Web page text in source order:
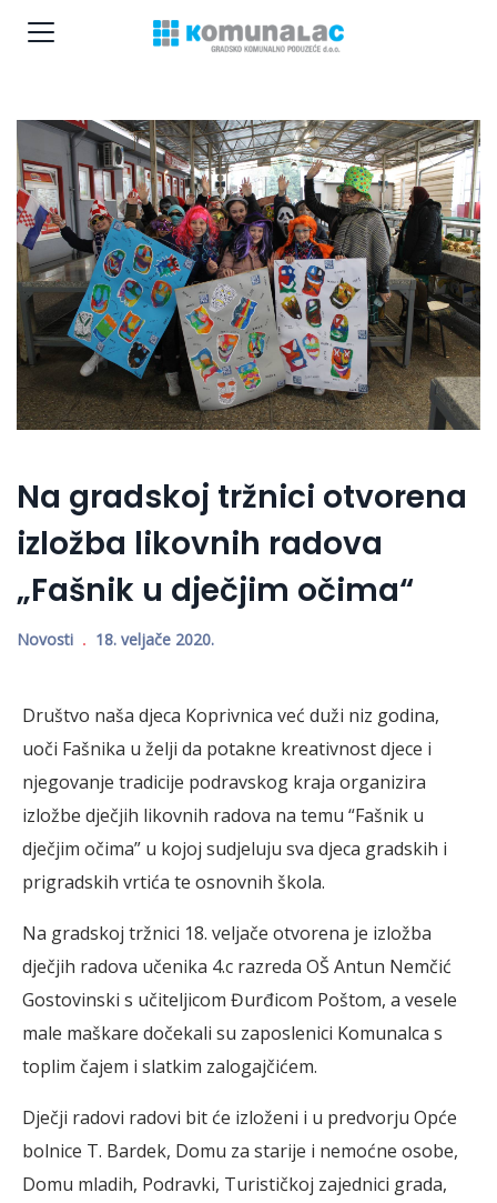
Na gradskoj tržnici otvorena
izložba likovnih radova
„Fašnik u dječjim očima“
Novosti 18. veljače 2020.
Društvo naša djeca Koprivnica već duži niz godina,
uoči Fašnika u želji da potakne kreativnost djece i
njegovanje tradicije podravskog kraja organizira
izložbe dječjih likovnih radova na temu “Fašnik u
dječjim očima” u kojoj sudjeluju sva djeca gradskih i
prigradskih vrtića te osnovnih škola.
Na gradskoj tržnici 18. veljače otvorena je izložba
dječjih radova učenika 4.c razreda OŠ Antun Nemčić
Gostovinski s učiteljicom Đurđicom Poštom, a vesele
male maškare dočekali su zaposlenici Komunalca s
toplim čajem i slatkim zalogajčićem.
Dječji radovi radovi bit će izloženi i u predvorju Opće
bolnice T. Bardek, Domu za starije i nemoćne osobe,
Domu mladih, Podravki, Turističkoj zajednici grada,